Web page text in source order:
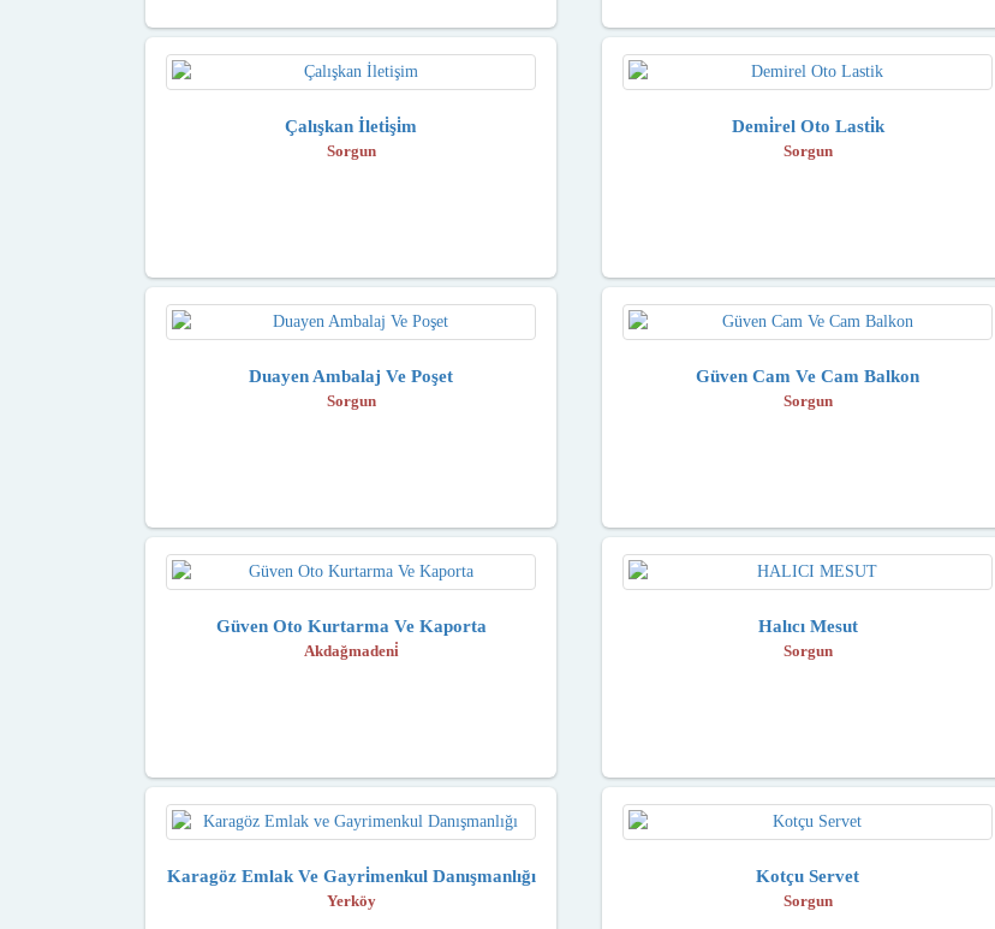
Çalışkan İleti̇şi̇m
Sorgun
Demi̇rel Oto Lasti̇k
Sorgun
Duayen Ambalaj Ve Poşet
Sorgun
Güven Cam Ve Cam Balkon
Sorgun
Güven Oto Kurtarma Ve Kaporta
Akdağmadeni̇
Halıcı Mesut
Sorgun
Karagöz Emlak Ve Gayri̇menkul Danışmanlığı
Yerköy
Kotçu Servet
Sorgun